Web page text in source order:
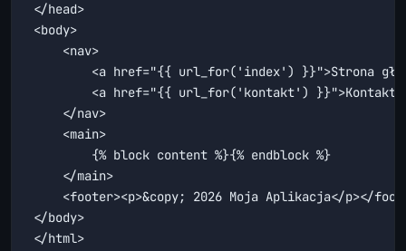
</head>
<body>
    <nav>
<a href="{{ url_for('index') }}">Strona
<a href="{{ url_for('kontakt')
    </nav>
    <main>
        {% block content %}{% endblock %}
    </main>
<footer><p>&copy; 2026 Moja Aplikacja</p></
</body>
</html>